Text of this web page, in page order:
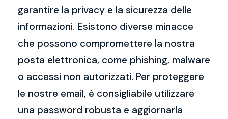
garantire la privacy e la sicurezza delle
informazioni. Esistono diverse minacce
che possono compromettere la nostra
posta elettronica, come phishing, malware
o accessi non autorizzati. Per proteggere
le nostre email, è consigliabile utilizzare
una password robusta e aggiornarla